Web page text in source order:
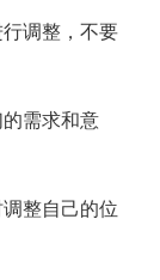
调整，不要
需求和意
整自己的位